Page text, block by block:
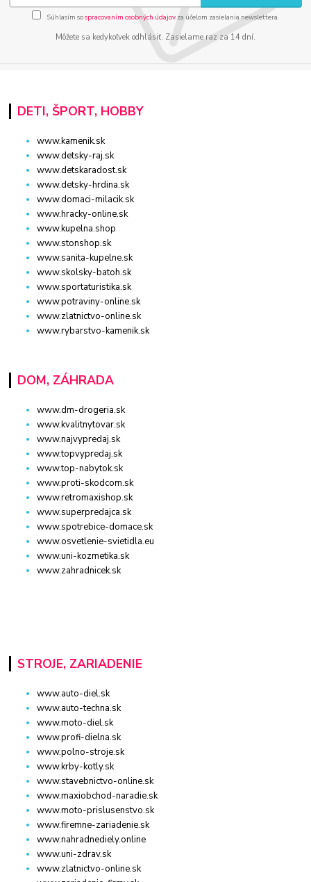
Súhlasím sospracovaním osobných údajov za účelom zasielania newslettera.
Môžete sa kedykoľvek odhlásiť. Zasielame raz za 14 dní.
DETI, ŠPORT, HOBBY
www.kamenik.sk
www.detsky-raj.sk
www.detskaradost.sk
www.detsky-hrdina.sk
www.domaci-milacik.sk
www.hracky-online.sk
www.kupelna.shop
www.stonshop.sk
www.sanita-kupelne.sk
www.skolsky-batoh.sk
www.sportaturistika.sk
www.potraviny-online.sk
www.zlatnictvo-online.sk
www.rybarstvo-kamenik.sk
DOM, ZÁHRADA
www.dm-drogeria.sk
www.kvalitnytovar.sk
www.najvypredaj.sk
www.topvypredaj.sk
www.top-nabytok.sk
www.proti-skodcom.sk
www.retromaxishop.sk
www.superpredajca.sk
www.spotrebice-domace.sk
www.osvetlenie-svietidla.eu
www.uni-kozmetika.sk
www.zahradnicek.sk
STROJE, ZARIADENIE
www.auto-diel.sk
www.auto-techna.sk
www.moto-diel.sk
www.profi-dielna.sk
www.polno-stroje.sk
www.krby-kotly.sk
www.stavebnictvo-online.sk
www.maxiobchod-naradie.sk
www.moto-prislusenstvo.sk
www.firemne-zariadenie.sk
www.nahradnediely.online
www.uni-zdrav.sk
www.zlatnictvo-online.sk